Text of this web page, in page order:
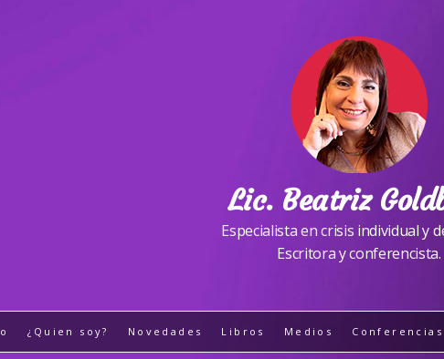
Lic. Beatriz
Especialista en crisis individual y
Escritora y conferencista.
¿Quien soy? Novedades Libros Medios Conferencias